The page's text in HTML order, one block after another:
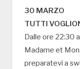
30 MARZO
TUTTI
Dalle ore 22:30
Madame et
preparatevi a